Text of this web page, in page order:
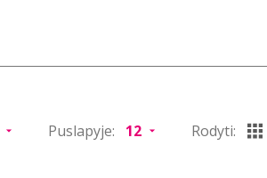
Puslapyje: Rodyti: